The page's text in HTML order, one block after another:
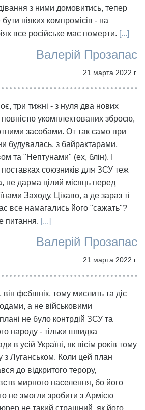
з ними домовитись, тепер
ніяких компромісів - на
все російське має померти. [...]
Валерій Прозапас
21 марта 2022 г.
три тижні - з нуля два нових
укомплектованих зброєю,
засобами. От так само при
будувалась, з байрактарами,
та "Нептунами" (ех, блін). І
союзників для ЗСУ теж
не дарма цілий місяць перед
Заходу. Цікаво, а де зараз ті
все намагались його "сажать"?
питання. [...]
Валерій Прозапас
21 марта 2022 г.
він фсбшнік, тому мислить та діє
а не військовими
не було контрдій ЗСУ та
народу - тільки швидка
в усій Україні, як вісім років тому
з Луганськом. Коли цей план
до відкритого терору,
мирного населення, бо його
не змогли зробити з Армією
не такий страшний, як його